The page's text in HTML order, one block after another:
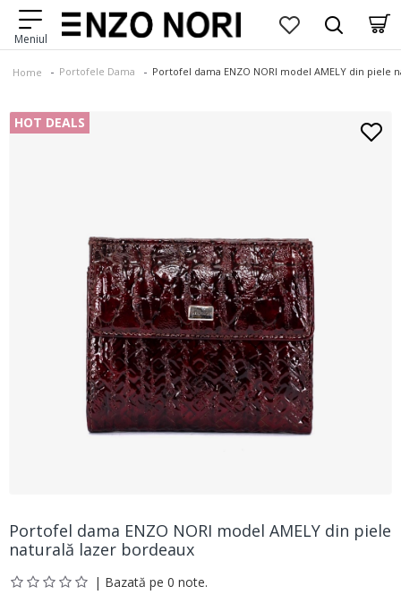
Home Portofele Dama Portofel dama ENZO NORI model AMELY din piele
HOT DEALS
Portofel dama ENZO NORI model AMELY din piele
naturală lazer bordeaux
| Bazată pe 0 note.